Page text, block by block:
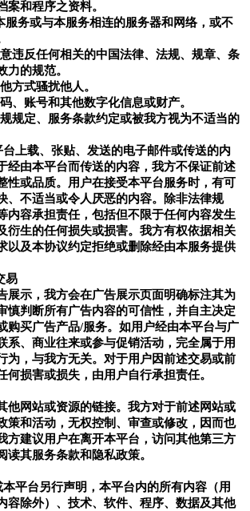
案和程序之资料。
服务或与本服务相连的服务器和网络，或不
违反任何相关的中国法律、法规、规章、条
力的规范。
方式骚扰他人。
、账号和其他数字化信息或财产。
规定、服务条款约定或被我方视为不适当的
台上载、张贴、发送的电子邮件或传送的内
经由本平台而传送的内容，我方不保证前述
性或品质。用户在接受本平台服务时，有可
、不适当或令人厌恶的内容。除非法律规
内容承担责任，包括但不限于任何内容发生
衍生的任何损失或损害。我方有权依据相关
以及本协议约定拒绝或删除经由本服务提供
易
展示，我方会在广告展示页面明确标注其为
慎判断所有广告内容的可信性，并自主决定
购买广告产品/服务。如用户经由本平台与广
系、商业往来或参与促销活动，完全属于用
为，与我方无关。对于用户因前述交易或前
何损害或损失，由用户自行承担责任。
他网站或资源的链接。我方对于前述网站或
策和活动，无权控制、审查或修改，因而也
方建议用户在离开本平台，访问其他第三方
读其服务条款和隐私政策。
本平台另行声明，本平台内的所有内容（用
容除外）、技术、软件、程序、数据及其他